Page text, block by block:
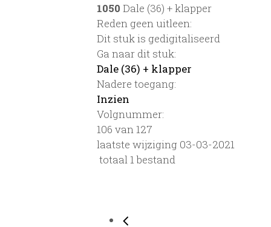
1050 Dale (36) + klapper
Reden geen uitleen:
Dit stuk is gedigitaliseerd
Ga naar dit stuk:
Dale (36) + klapper
Nadere toegang:
Inzien
Volgnummer:
106 van 127
laatste wijziging 03-03-2021
totaal 1 bestand